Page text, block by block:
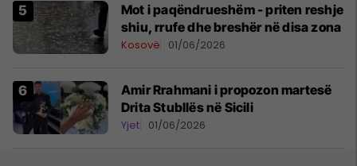
Mot i paqëndrueshëm - priten reshje
shiu, rrufe dhe breshër në disa zona
Kosovë 01/06/2026
Amir Rrahmani i propozon martesë
Drita Stubllës në Sicili
Yjet 01/06/2026